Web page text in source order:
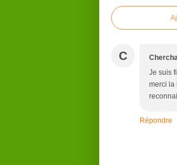
C
Je suis
merci la
Répondre